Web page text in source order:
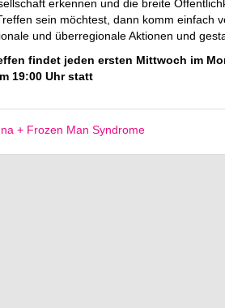
er­ken­nen und die brei­te
sein möch­test, dann komm ein­fach
und über­re­gio­na­le Ak­tio­nen und
fin­det jeden ers­ten Mitt­woch im
19:00 Uhr statt
+ Frozen Man Syndrome